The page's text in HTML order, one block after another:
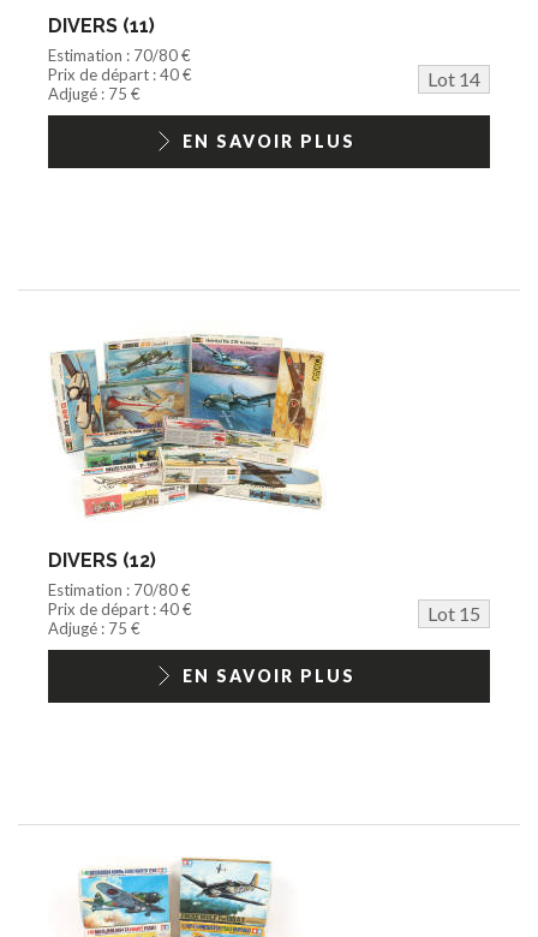
DIVERS (11)
Estimation : 70/80 €
Prix de départ : 40 €
Lot 14
Adjugé : 75 €
EN SAVOIR PLUS
DIVERS (12)
Estimation : 70/80 €
Prix de départ : 40 €
Lot 15
Adjugé : 75 €
EN SAVOIR PLUS